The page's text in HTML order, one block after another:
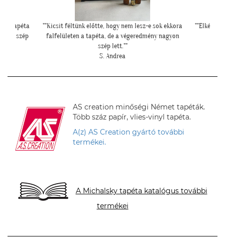
ekkora
nagyon
""Elkészült a szoba, nagyon szépen lett. Köszönjük""
E. Réka
AS creation minőségi Német tapéták.
Több száz papír, vlies-vinyl tapéta.
A(z) AS Creation gyártó további
termékei.
A Michalsky tapéta katalógus további
termékei